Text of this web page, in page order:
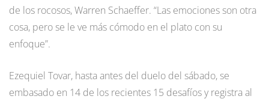
de los rocosos, Warren Schaeffer. “Las emociones son otra
cosa, pero se le ve más cómodo en el plato con su
enfoque”.
Ezequiel Tovar, hasta antes del duelo del sábado, se
embasado en 14 de los recientes 15 desafíos y registra al